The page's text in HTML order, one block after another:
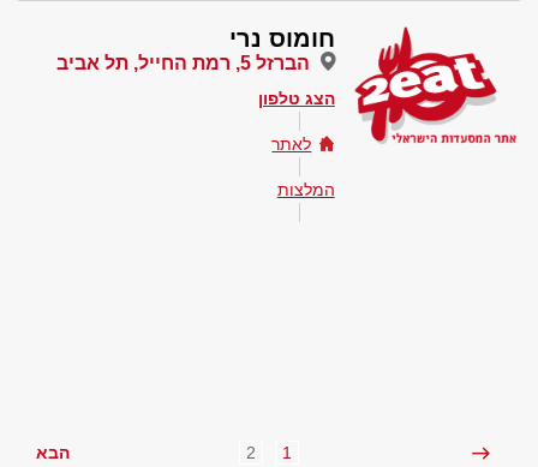
חומוס נרי
הברזל 5, רמת החייל, תל אביב
הצג טלפון
לאתר
המלצות
1
2 הבא